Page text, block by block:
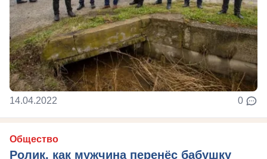
14.04.2022 0
Общество
Ролик, как мужчина перенёс бабушку